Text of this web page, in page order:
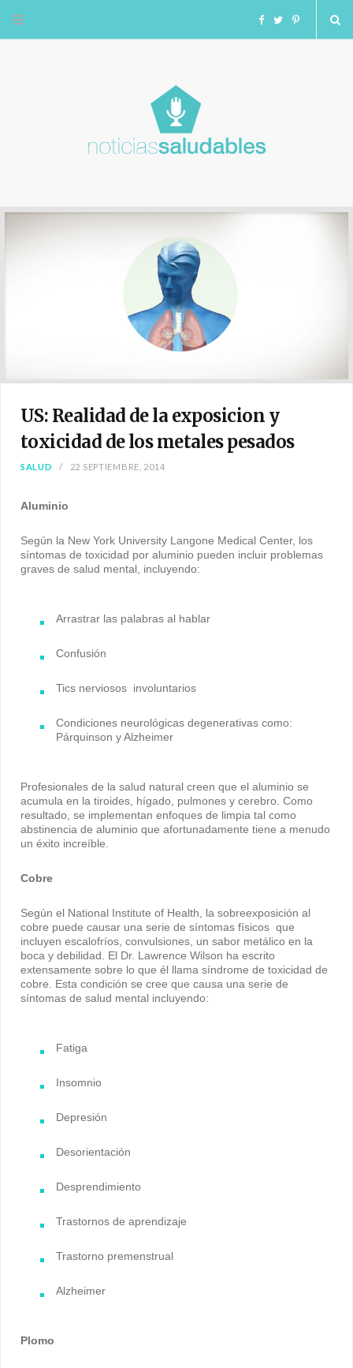
F
o
T
e
I
g
US: Realidad de la exposicion y
toxicidad de los metales pesados
SALUD 22 SEPTIEMBRE, 2014
Aluminio
Según la New York University Langone Medical Center, los
síntomas de toxicidad por aluminio pueden incluir problemas
graves de salud mental, incluyendo:
Arrastrar las palabras al hablar
Confusión
Tics nerviosos involuntarios
Condiciones neurológicas degenerativas como:
Párquinson y Alzheimer
Profesionales de la salud natural creen que el aluminio se
acumula en la tiroides, hígado, pulmones y cerebro. Como
resultado, se implementan enfoques de limpia tal como
abstinencia de aluminio que afortunadamente tiene a menudo
un éxito increíble.
Cobre
Según el National Institute of Health, la sobreexposición al
cobre puede causar una serie de síntomas físicos que
incluyen escalofríos, convulsiones, un sabor metálico en la
boca y debilidad. El Dr. Lawrence Wilson ha escrito
extensamente sobre lo que él llama síndrome de toxicidad de
cobre. Esta condición se cree que causa una serie de
síntomas de salud mental incluyendo:
Fatiga
Insomnio
Depresión
Desorientación
Desprendimiento
Trastornos de aprendizaje
Trastorno premenstrual
Alzheimer
Plomo